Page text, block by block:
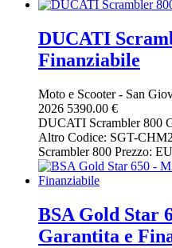
DUCATI
Finanziabile
Moto e Scooter- San
2026 5390.00 €
DUCATI Scrambler 800
Altro Codice: SGT-
Scrambler 800 Prezzo:
BSA Gold Star
Garantita e